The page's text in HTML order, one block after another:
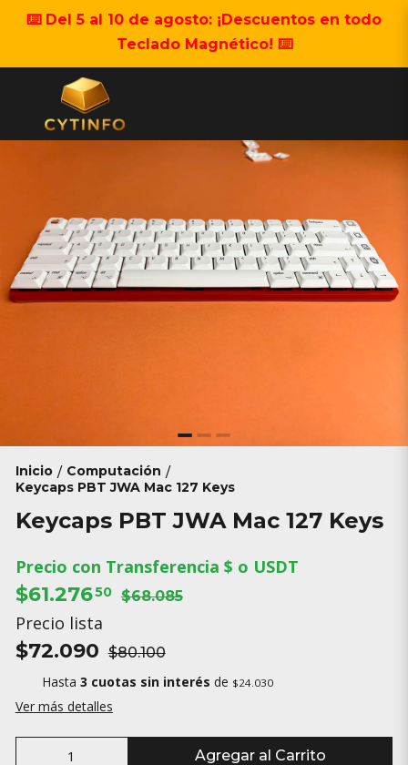
⌨️ Del 5 al 10 de agosto: ¡Descuentos en todo
Teclado Magnético! ⌨️
Inicio / Computación /
Keycaps PBT JWA Mac 127 Keys
Keycaps PBT JWA Mac 127 Keys
Precio con Transferencia $ o USDT
$61.27650 $68.085
Precio lista
$72.090 $80.100
Hasta 3 cuotas sin interés de $24.030
Ver más detalles
Agregar al Carrito